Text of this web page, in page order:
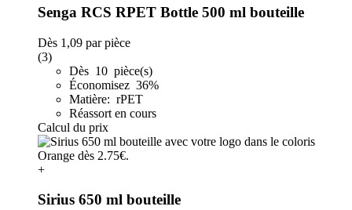
Senga RCS RPET Bottle 500 ml bouteille
Dès 1,09 par pièce
(3)
Dès 10 pièce(s)
Économisez 36%
Matière: rPET
Réassort en cours
Calcul du prix
+
Sirius 650 ml bouteille